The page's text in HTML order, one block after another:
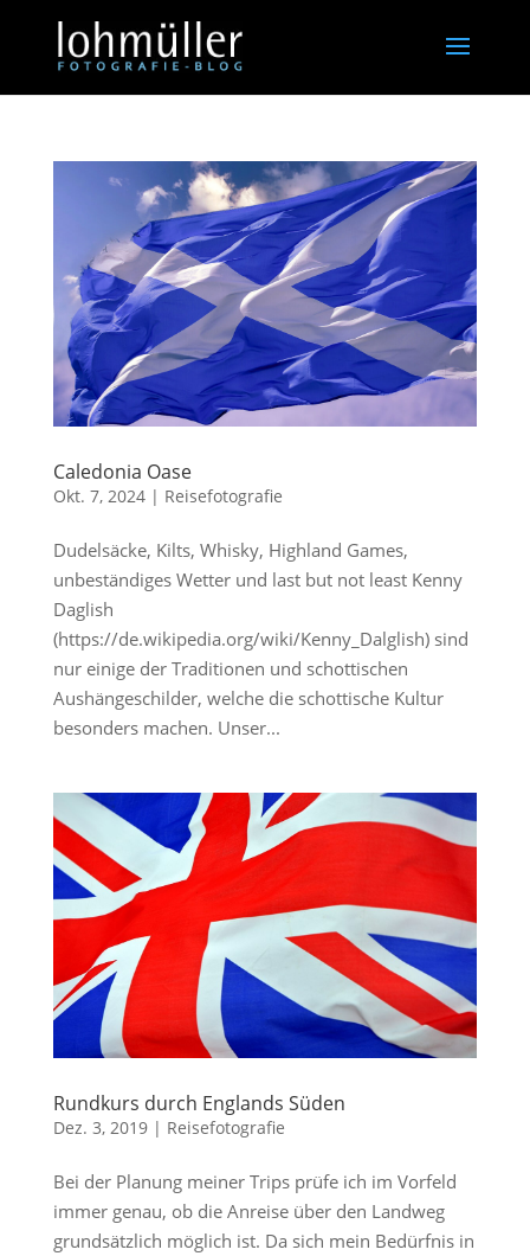
Caledonia Oase
Okt. 7, 2024| Reisefotografie
Dudelsäcke, Kilts, Whisky, Highland Games,
unbeständiges Wetter und last but not least Kenny
Daglish
(https://de.wikipedia.org/wiki/Kenny_Dalglish) sind
nur einige der Traditionen und schottischen
Aushängeschilder, welche die schottische Kultur
besonders machen. Unser...
Rundkurs durch Englands Süden
Dez. 3, 2019| Reisefotografie
Bei der Planung meiner Trips prüfe ich im Vorfeld
immer genau, ob die Anreise über den Landweg
grundsätzlich möglich ist. Da sich mein Bedürfnis in